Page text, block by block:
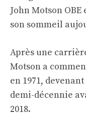
John Motson
son sommeil
Après une
Motson a
en 1971,
demi-décennie
2018.